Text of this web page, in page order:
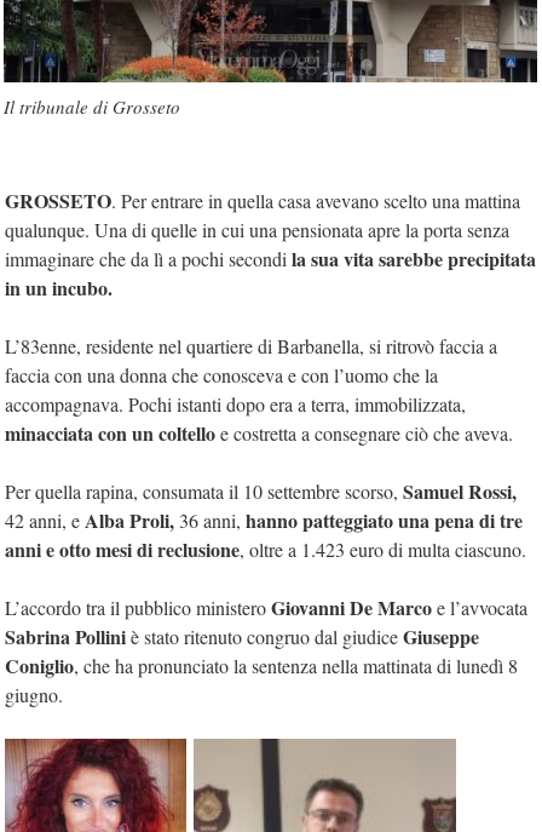
Il tribunale di Grosseto
GROSSETO. Per entrare in quella casa avevano scelto una mattina
qualunque. Una di quelle in cui una pensionata apre la porta senza
immaginare che da lì a pochi secondi la sua vita sarebbe precipitata
in un incubo.
L’83enne, residente nel quartiere di Barbanella, si ritrovò faccia a
faccia con una donna che conosceva e con l’uomo che la
accompagnava. Pochi istanti dopo era a terra, immobilizzata,
minacciata con un coltelloe costretta a consegnare ciò che aveva.
Per quella rapina, consumata il 10 settembre scorso, Samuel Rossi,
42 anni, eAlba Proli, 36 anni, hanno patteggiato una pena di tre
anni e otto mesi di reclusione, oltre a 1.423 euro di multa ciascuno.
L’accordo tra il pubblico ministeroGiovanni De Marcoe l’avvocata
Sabrina Polliniè stato ritenuto congruo dal giudiceGiuseppe
Coniglio, che ha pronunciato la sentenza nella mattinata di lunedì 8
giugno.